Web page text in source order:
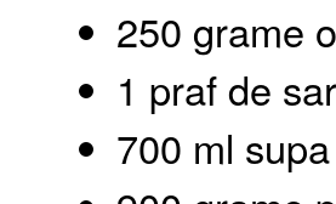
250 grame
1 praf de
700 ml